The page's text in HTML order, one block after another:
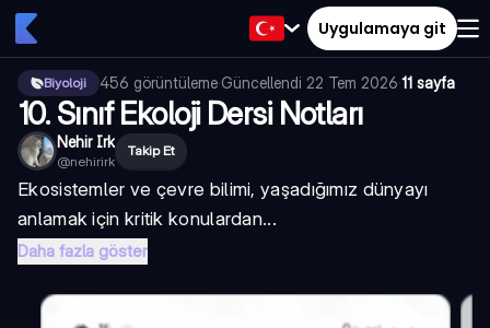
Uygulamaya git
Biyoloji 456 görüntüleme·Güncellendi 22 Tem 2026·11 sayfa
10. Sınıf Ekoloji Dersi Notları
Nehir Irk
@nehirirk
Takip Et
Ekosistemler ve çevre bilimi, yaşadığımız dünyayı
anlamak için kritik konulardan...
Daha fazla göster